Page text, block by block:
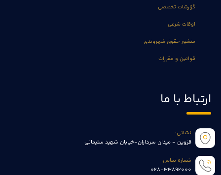
گزارشات تخصصی
اوقات شرعی
منشور حقوق شهروندی
قوانین و مقررات
ارتباط با ما
نشانی:
قزوین - میدان سرداران-خیابان شهید سلیمانی
شماره تماس:
028-33892000